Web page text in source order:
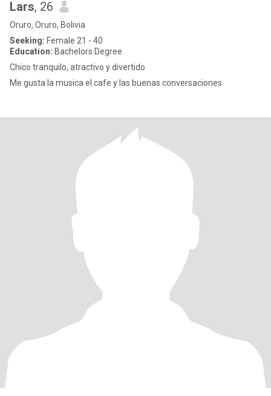
Lars, 26
Oruro, Oruro, Bolivia
Seeking: Female 21 - 40
Education: Bachelors Degree
Chico tranquilo, atractivo y divertido
Me gusta la musica el cafe y las buenas conversaciones